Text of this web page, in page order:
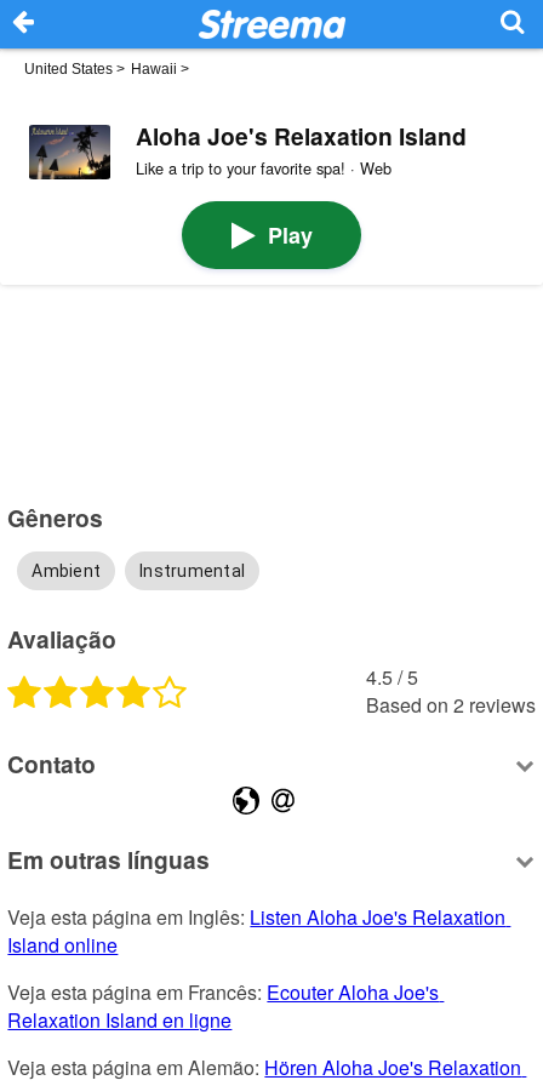
United States > Hawaii >
Aloha Joe's Relaxation Island
Like a trip to your favorite spa! · Web
Play
Gêneros
Ambient Instrumental
Avaliação
4.5 /5
Based on 2 reviews
Contato
Em outras línguas
Veja esta página em Inglês: Listen Aloha Joe's Relaxation
Island online
Veja esta página em Francês: Ecouter Aloha Joe's
Relaxation Island en ligne
Veja esta página em Alemão: Hören Aloha Joe's Relaxation